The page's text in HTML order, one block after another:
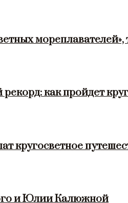
мореплавателей»,
как пройдет
кругосветное
и Юлии Калюжной